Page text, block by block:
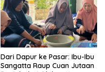
Dari Dapur ke Pasar: Ibu-Ibu
Sangatta Raup Cuan Jutaan